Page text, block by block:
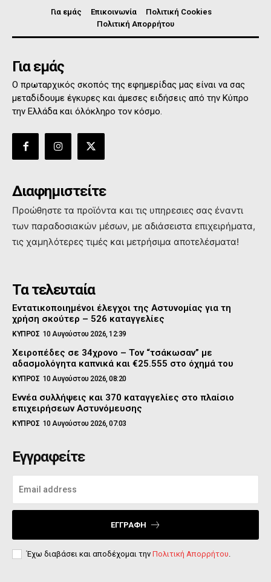
Για εμάς Επικοινωνία
Πολιτική Cookies
Πολιτική Απορρήτου
Για εμάς
Ο πρωταρχικός σκοπός της εφημερίδας μας είναι να σας
μεταδίδουμε έγκυρες και άμεσες ειδήσεις από την Κύπρο
την Ελλάδα και όλόκληρο τον κόσμο.
Διαφημιστείτε
Προώθηστε τα προϊόντα και τις υπηρεσιες σας έναντι
των παραδοσιακών μέσων, με αδιάσειστα επιχειρήματα,
τις χαμηλότερες τιμές και μετρήσιμα αποτελέσματα!
Τα τελευταία
Εντατικοποιημένοι έλεγχοι της Αστυνομίας για τη
χρήση σκούτερ – 526 καταγγελίες
ΚΥΠΡΟΣ 10 Αυγούστου 2026, 12:39
Χειροπέδες σε 34χρονο – Τον “τσάκωσαν” με
αδασμολόγητα καπνικά και €25.555 στο όχημά του
ΚΥΠΡΟΣ 10 Αυγούστου 2026, 08:20
Εννέα συλλήψεις και 370 καταγγελίες στο πλαίσιο
επιχειρήσεων Αστυνόμευσης
ΚΥΠΡΟΣ 10 Αυγούστου 2026, 07:03
Εγγραφείτε
ΕΓΓΡΑΦΉ
Έχω διαβάσει και αποδέχομαι την Πολιτική Απορρήτου.